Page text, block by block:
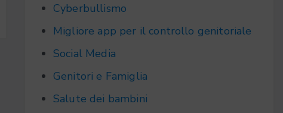
Cyberbullismo
Migliore app per il controllo genitoriale
Social Media
Genitori e Famiglia
Salute dei bambini